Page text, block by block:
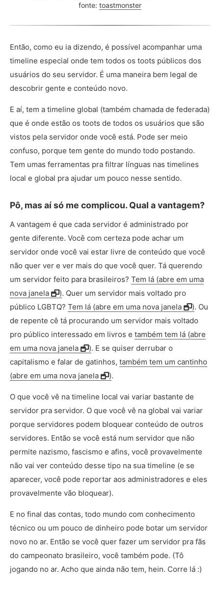
fonte: toastmonster
Então, como eu ia dizendo, é possível acompanhar uma
timeline especial onde tem todos os toots públicos dos
usuários do seu servidor. É uma maneira bem legal de
descobrir gente e conteúdo novo.
E aí, tem a timeline global (também chamada de federada)
que é onde estão os toots de todos os usuários que são
vistos pela servidor onde você está. Pode ser meio
confuso, porque tem gente do mundo todo postando.
Tem umas ferramentas pra filtrar línguas nas timelines
local e global pra ajudar um pouco nesse sentido.
Pô, mas aí só me complicou. Qual a vantagem?
A vantagem é que cada servidor é administrado por
gente diferente. Você com certeza pode achar um
servidor onde você vai estar livre de conteúdo que você
não quer ver e ver mais do que você quer. Tá querendo
um servidor feito para brasileiros? Tem lá (abre em uma
nova janela
). Quer um servidor mais voltado pro
público LGBTQ? Tem lá (abre em uma nova janela ). Ou
de repente cê tá procurando um servidor mais voltado
pro público interessado em livros e também tem lá (abre
em uma nova janela
). E se quiser derrubar o
capitalismo e falar de gatinhos, também tem um cantinho
(abre em uma nova janela
).
O que você vê na timeline local vai variar bastante de
servidor pra servidor. O que você vê na global vai variar
porque servidores podem bloquear conteúdo de outros
servidores. Então se você está num servidor que não
permite nazismo, fascismo e afins, você provavelmente
não vai ver conteúdo desse tipo na sua timeline (e se
aparecer, você pode reportar aos administradores e eles
provavelmente vão bloquear).
E no final das contas, todo mundo com conhecimento
técnico ou um pouco de dinheiro pode botar um servidor
novo no ar. Então se você quer fazer um servidor pra fãs
do campeonato brasileiro, você também pode. (Tô
jogando no ar. Acho que ainda não tem, hein. Corre lá :)